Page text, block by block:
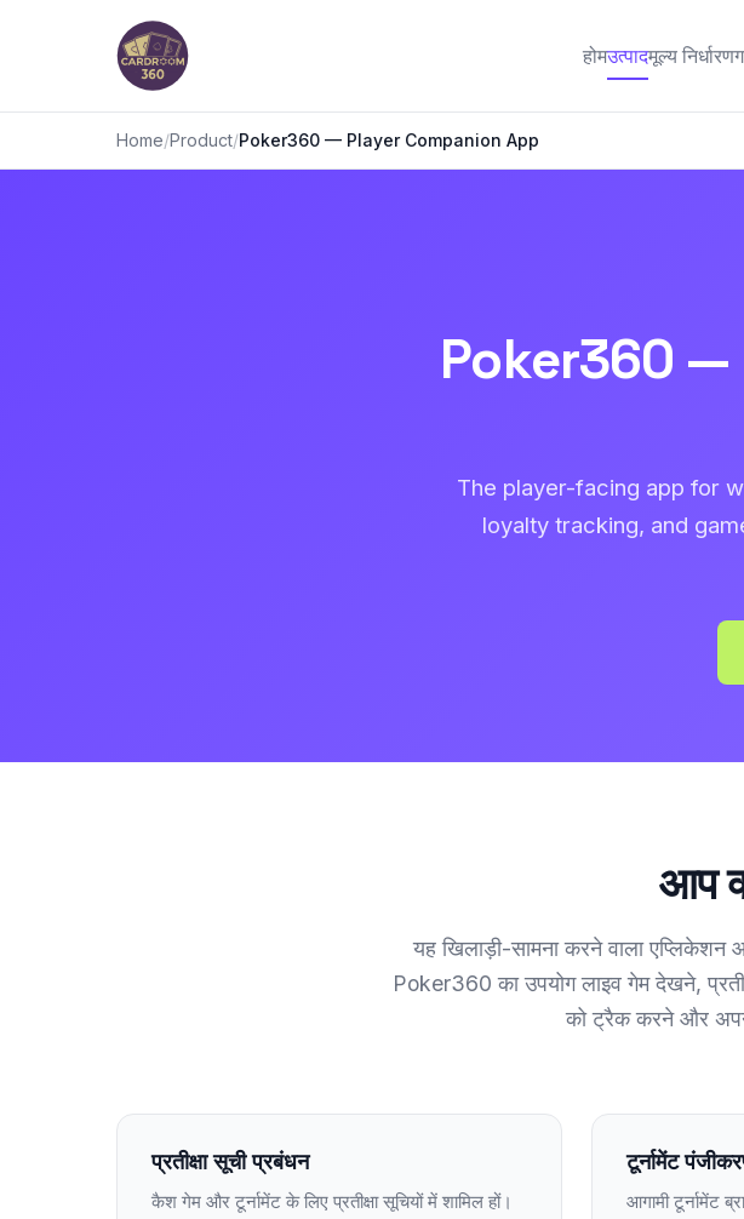
होमउत्पादमूल्य निर्धारण
Home/Product/Poker360 — Player Companion App
Poker360 —
The player-facing app for
loyalty tracking, and
आप
यह खिलाड़ी-सामना करने वाला
Poker360 का उपयोग लाइव गेम देखने,
को ट्रैक करने और
प्रतीक्षा सूची प्रबंधन
कैश गेम और टूर्नामेंट के लिए प्रतीक्षा सूचियों में शामिल हों।
टूर्नामेंट
आगामी टूर्नामेंट